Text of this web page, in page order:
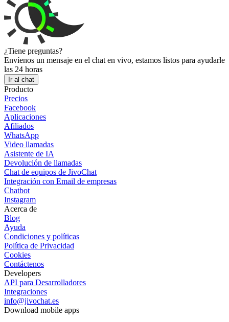
¿Tiene preguntas?
Envíenos un mensaje en el chat en vivo, estamos listos para ayudarle
las 24 horas
Ir al chat
Producto
Precios
Facebook
Aplicaciones
Afiliados
WhatsApp
Video llamadas
Asistente de IA
Devolución de llamadas
Chat de equipos de JivoChat
Integración con Email de empresas
Chatbot
Instagram
Acerca de
Blog
Ayuda
Condiciones y políticas
Política de Privacidad
Cookies
Contáctenos
Developers
API para Desarrolladores
Integraciones
info@jivochat.es
Download mobile apps